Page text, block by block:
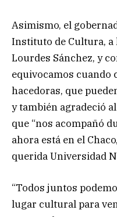
Asimismo, el
Instituto de Cultura, a
Lourdes Sánchez, y
equivocamos cuando
hacedoras, que
y también agradeció
que “nos acompañó
ahora está en el
querida Universidad
“Todos juntos
lugar cultural para